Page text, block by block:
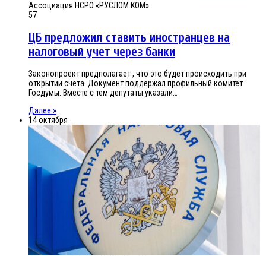
Ассоциация НСРО «РУСЛОМ.КОМ»
57
ЦБ предложил ставить иностранцев на
налоговый учет через банки
Законопроект предполагает , что это будет происходить при
открытии счета. Документ поддержал профильный комитет
Госдумы. Вместе с тем депутаты указали…
Далее »
14 октября